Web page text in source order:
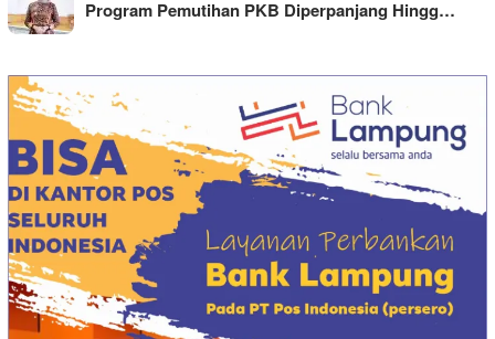
Program Pemutihan PKB Diperpanjang Hingg…